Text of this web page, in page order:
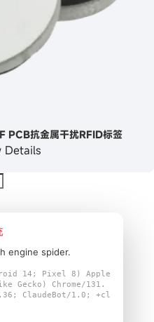
PCB抗金属干扰RFID标签
Details
engine spider.
14; Pixel 8) Apple
Gecko) Chrome/131.
ClaudeBot/1.0; +cl